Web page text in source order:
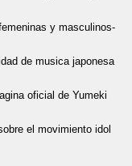
y masculinos-
de musica japonesa
oficial de Yumeki
el movimiento idol